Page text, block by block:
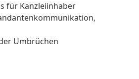
für Kanzleiinhaber
Umbrüchen